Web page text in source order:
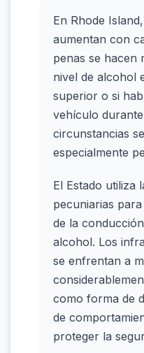
En Rhode
aumentan con
penas se hacen
nivel de alcohol
superior o si
vehículo
circunstancias
especialmente
El Estado utiliza
pecuniarias
de la
alcohol. Los
se enfrentan a
como forma de
de
proteger la